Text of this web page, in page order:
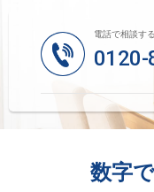
電話で相談す
0120-
数字